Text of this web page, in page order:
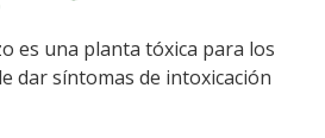
es una planta tóxica para los
dar síntomas de intoxicación